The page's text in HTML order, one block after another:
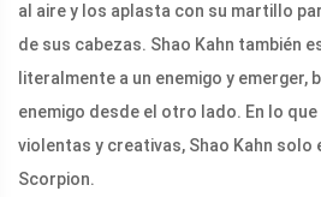
al aire y los aplasta con su martillo
de sus cabezas. Shao Kahn también
literalmente a un enemigo y emerger,
enemigo desde el otro lado. En lo
violentas y creativas, Shao Kahn solo
Scorpion.